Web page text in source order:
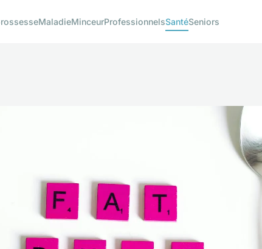
MaladieMinceurProfessionnelsSantéSeniors